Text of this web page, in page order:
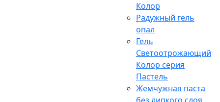
Колор
Радужный гель
опал
Гель
Светоотрожающий
Колор серия
Пастель
Жемчужная паста